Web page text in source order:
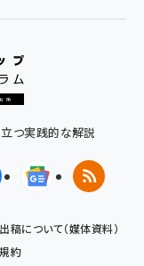
つ実践的な解説
)
BlueskyGoogleニュ
RSS
稿について（媒体資料）
約